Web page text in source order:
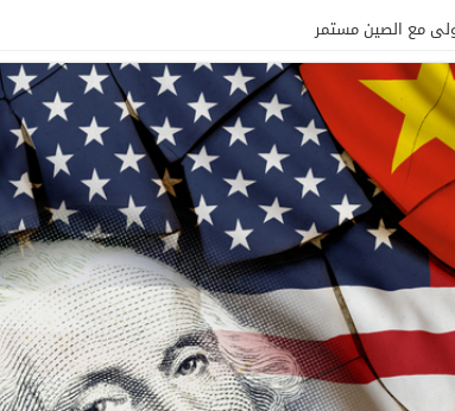
مع الصين مستمر